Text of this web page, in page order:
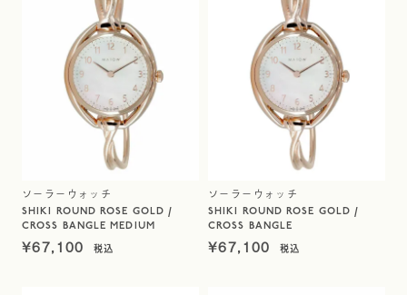
ソーラーウォッチ
SHIKI ROUND ROSE GOLD /
CROSS BANGLE MEDIUM
¥67,100
ソーラーウォッチ
SHIKI ROUND ROSE GOLD /
CROSS BANGLE
¥67,100